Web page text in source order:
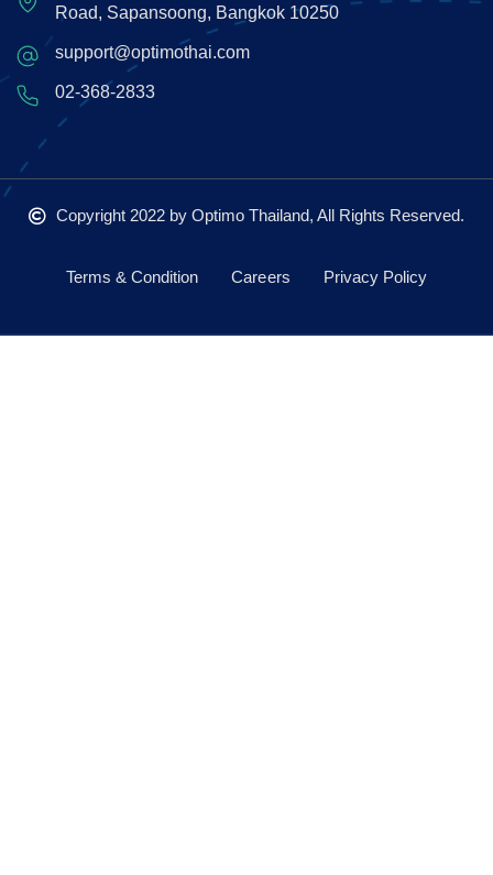
Road, Sapansoong, Bangkok 10250
support@optimothai.com
02-368-2833
Copyright 2022 by Optimo Thailand, All Rights Reserved.
Terms & Condition Careers Privacy Policy